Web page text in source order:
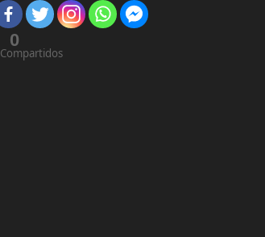
0
Compartidos